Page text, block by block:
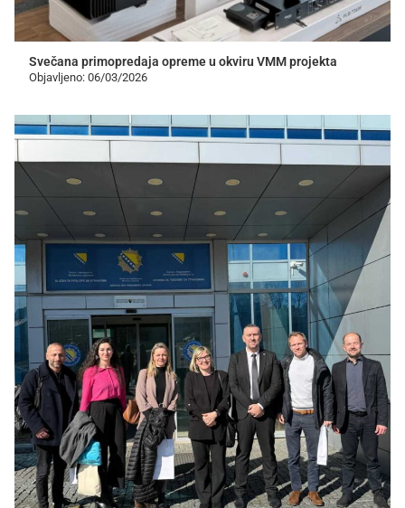
Svečana primopredaja opreme u okviru VMM projekta
Objavljeno: 06/03/2026